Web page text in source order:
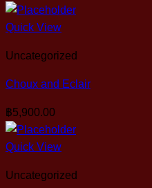
Quick View
Uncategorized
Choux and Eclair
฿5,900.00
Quick View
Uncategorized